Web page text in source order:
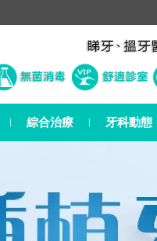
綜合治療 牙科動態